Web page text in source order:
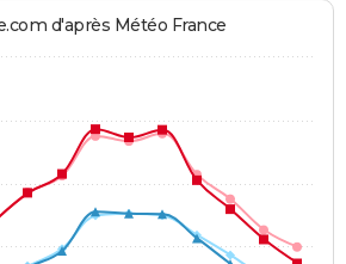
d'après Météo France